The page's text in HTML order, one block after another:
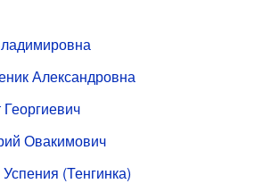
Александровна
Овакимович
(Тенгинка)